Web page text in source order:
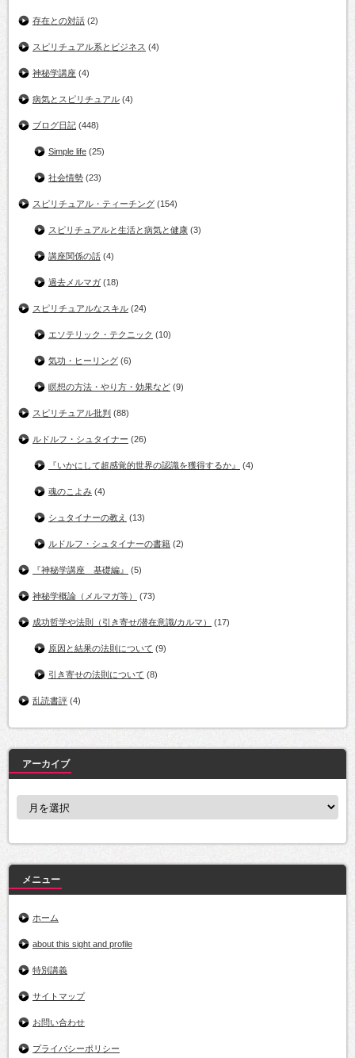
存在との対話 (2)
スピリチュアル系とビジネス (4)
神秘学講座 (4)
病気とスピリチュアル (4)
ブログ日記 (448)
Simple life (25)
社会情勢 (23)
スピリチュアル・ティーチング (154)
スピリチュアルと生活と病気と健康 (3)
講座関係の話 (4)
過去メルマガ (18)
スピリチュアルなスキル (24)
エソテリック・テクニック (10)
気功・ヒーリング (6)
瞑想の方法・やり方・効果など (9)
スピリチュアル批判 (88)
ルドルフ・シュタイナー (26)
『いかにして超感覚的世界の認識を獲得するか』 (4)
魂のこよみ (4)
シュタイナーの教え (13)
ルドルフ・シュタイナーの書籍 (2)
『神秘学講座 基礎編』 (5)
神秘学概論（メルマガ等） (73)
成功哲学や法則（引き寄せ/潜在意識/カルマ） (17)
原因と結果の法則について (9)
引き寄せの法則について (8)
乱読書評 (4)
アーカイブ
ア
ブ
メニュー
ホーム
about this sight and profile
特別講義
サイトマップ
お問い合わせ
プライバシーポリシー